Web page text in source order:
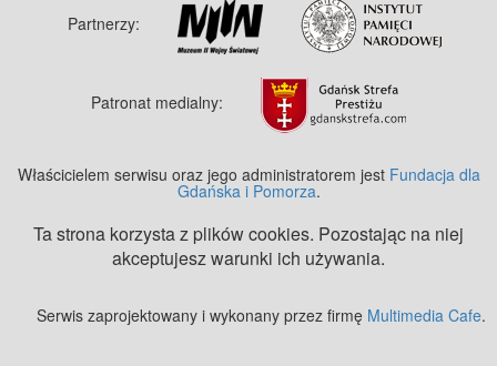
Partnerzy:
Patronat medialny:
Właścicielem serwisu oraz jego administratorem jest Fundacja dla
Gdańska i Pomorza.
Ta strona korzysta z plików cookies. Pozostając na niej
akceptujesz warunki ich używania.
Serwis zaprojektowany i wykonany przez firmę Multimedia Cafe.